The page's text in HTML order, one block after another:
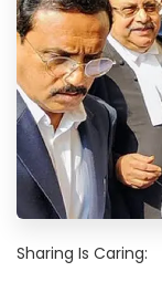
Sharing Is Caring: